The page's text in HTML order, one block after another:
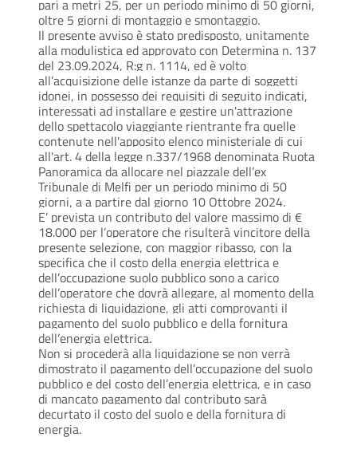
pari a metri 25, per un periodo minimo di 50 giorni,
oltre 5 giorni di montaggio e smontaggio.
Il presente avviso è stato predisposto, unitamente
alla modulistica ed approvato con Determina n. 137
del 23.09.2024, R:g n. 1114, ed è volto
all’acquisizione delle istanze da parte di soggetti
idonei, in possesso dei requisiti di seguito indicati,
interessati ad installare e gestire un'attrazione
dello spettacolo viaggiante rientrante fra quelle
contenute nell'apposito elenco ministeriale di cui
all'art. 4 della legge n.337/1968 denominata Ruota
Panoramica da allocare nel piazzale dell’ex
Tribunale di Melfi per un periodo minimo di 50
giorni, a a partire dal giorno 10 Ottobre 2024.
E’ prevista un contributo del valore massimo di €
18.000 per l’operatore che risulterà vincitore della
presente selezione, con maggior ribasso, con la
specifica che il costo della energia elettrica e
dell’occupazione suolo pubblico sono a carico
dell’operatore che dovrà allegare, al momento della
richiesta di liquidazione, gli atti comprovanti il
pagamento del suolo pubblico e della fornitura
dell’energia elettrica.
Non si procederà alla liquidazione se non verrà
dimostrato il pagamento dell’occupazione del suolo
pubblico e del costo dell’energia elettrica, e in caso
di mancato pagamento dal contributo sarà
decurtato il costo del suolo e della fornitura di
energia.